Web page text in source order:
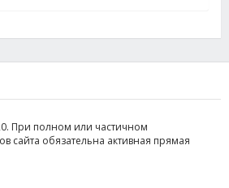
При полном или частичном
сайта обязательна активная прямая